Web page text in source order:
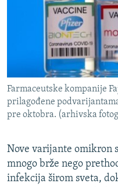
ISPRIČAJ MI
DNEVNO@RSE
SPECIJALI RSE
VIŠE OD NASLOVA
GENOCID U SREBRENICI
POPLAVE I KLIZIŠTA U BIH
POST SCRIPTUM
MOJA EVROPA
PRATITE NAS
Farmaceutske kompanije
prilagođene
pre oktobra. (arhivska
Nove varijante omikron
mnogo brže nego
infekcija širom sveta,